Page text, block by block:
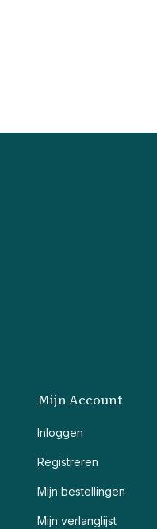
Mijn Account
Inloggen
Registreren
Mijn bestellingen
Mijn verlanglijst